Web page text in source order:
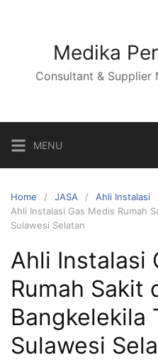
Medika
Consultant & Supplier
MENU
Home JASA
Ahli Instalasi
Ahli Instalasi Gas Medis Rumah
Sulawesi Selatan
Ahli Instalasi
Rumah Sakit
Bangkelekila
Sulawesi